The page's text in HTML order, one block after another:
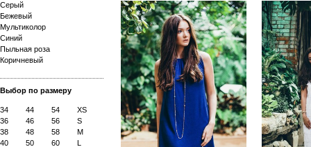
Серый
Бежевый
Мультиколор
Синий
Пыльная роза
Коричневый
Выбор по размеру
34 44 54
XS
36
46 56
S
38
48 58
M
40
50 60
L